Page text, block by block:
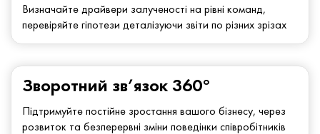
Визначайте драйвери залученості на рівні команд,
перевіряйте гіпотези деталізуючи звіти по різних зрізах
Зворотний зв’язок 360°
Підтримуйте постійне зростання вашого бізнесу, через
розвиток та безперервні зміни поведінки співробітників